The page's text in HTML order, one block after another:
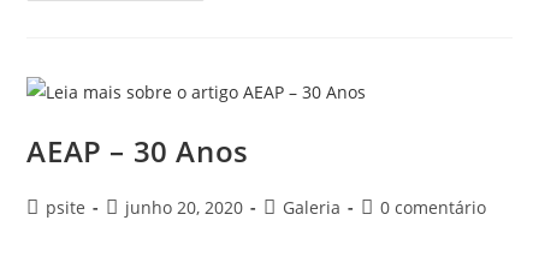
AEAP – 30 Anos
psite junho 20, 2020 Galeria 0 comentário